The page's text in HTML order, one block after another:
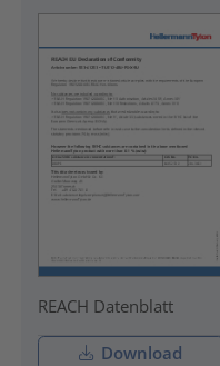
REACH Datenblatt
Download